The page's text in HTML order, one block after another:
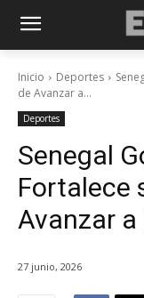
Inicio Deportes
de Avanzar a...
Deportes
Senegal
Fortalece
Avanzar
27 junio, 2026